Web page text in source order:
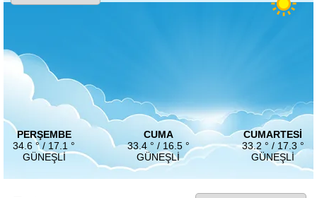
PERŞEMBE
34.6 ° / 17.1 °
GÜNEŞLI
CUMA
33.4 ° / 16.5 °
GÜNEŞLI
CUMARTESI
33.2 ° / 17.3 °
GÜNEŞLI